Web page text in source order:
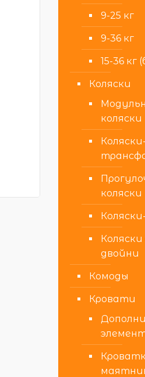
9-25 кг
9-36 кг
15-36 кг
Коляски
коляски
Коляски-
коляски
Коляски
двойни
Комоды
Кровати